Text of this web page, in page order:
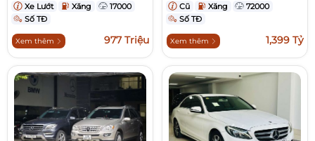
Xe Lướt Xăng
17000
Số TĐ
Xem thêm 977 Triệu
Cũ Xăng
72000
Số TĐ
Xem thêm 1,399 Tỷ